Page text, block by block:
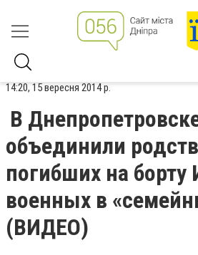
14:20, 15 вересня 2014 р.
В
объединили
погибших на борту
военных в
(ВИДЕО)